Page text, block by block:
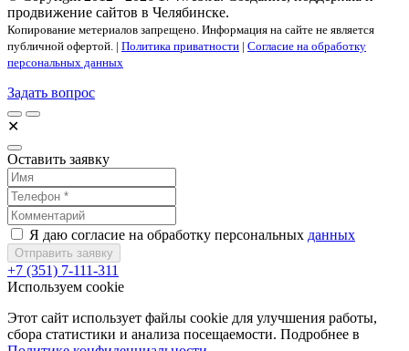
продвижение сайтов в Челябинске.
Копирование метериалов запрещено. Информация на сайте не является
публичной офертой. | Политика приватности | Согласие на обработку
персональных данных
Задать вопрос
✕
Оставить заявку
Я даю согласие на обработку персональных данных
Отправить заявку
+7 (351) 7-111-311
Используем cookie
Этот сайт использует файлы cookie для улучшения работы,
сбора статистики и анализа посещаемости. Подробнее в